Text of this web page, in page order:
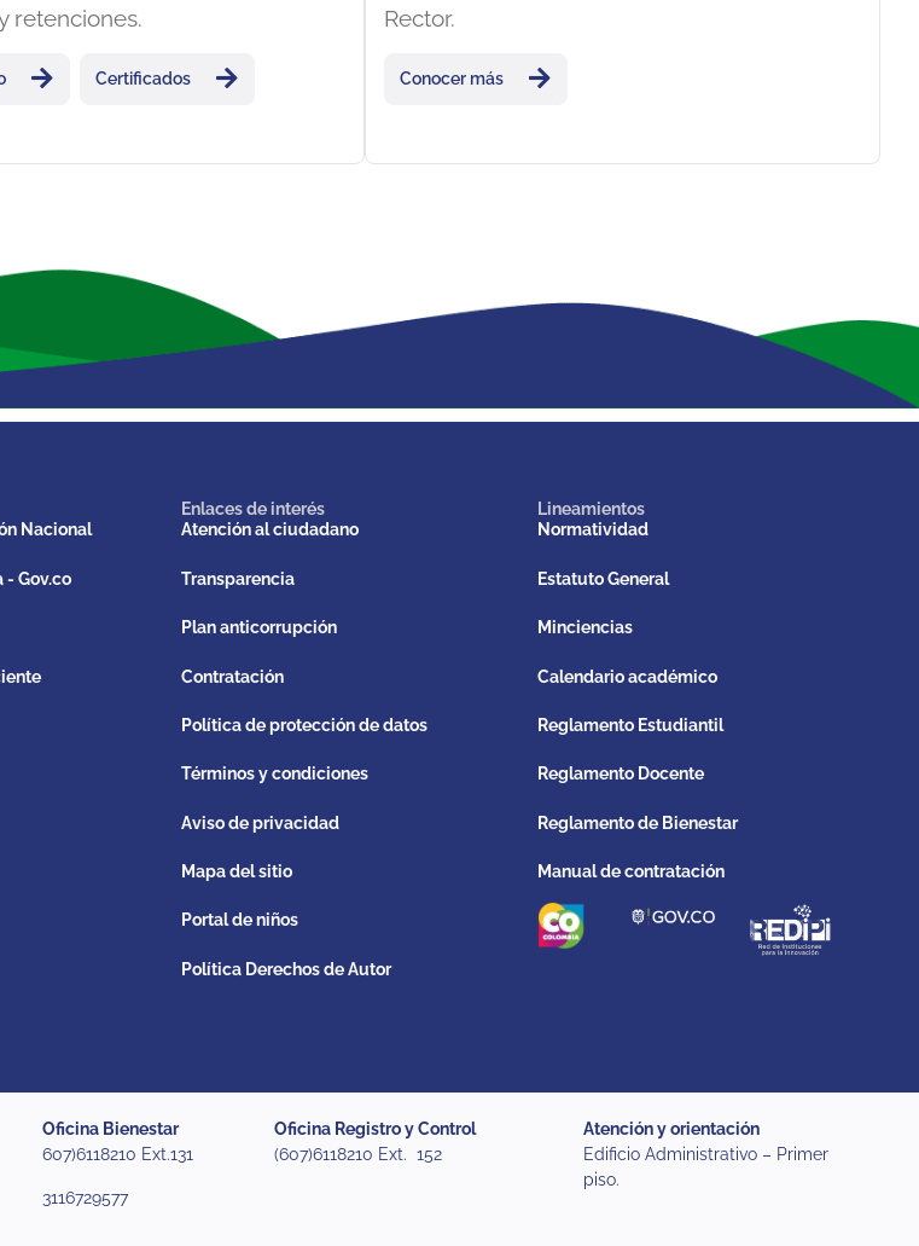
retenciones.
Certificados
Rector.
Conocer más
Nacional
- Gov.co
Enlaces de interés
Atención al ciudadano
Transparencia
Plan anticorrupción
Contratación
Política de protección de datos
Términos y condiciones
Aviso de privacidad
Mapa del sitio
Portal de niños
Política Derechos de Autor
Lineamientos
Normatividad
Estatuto General
Minciencias
Calendario académico
Reglamento Estudiantil
Reglamento Docente
Reglamento de Bienestar
Manual de contratación
Oficina Bienestar
607)6118210 Ext.131
3116729577
Oficina Registro y Control
(607)6118210 Ext. 152
Atención y orientación
Edificio Administrativo – Primer
piso.